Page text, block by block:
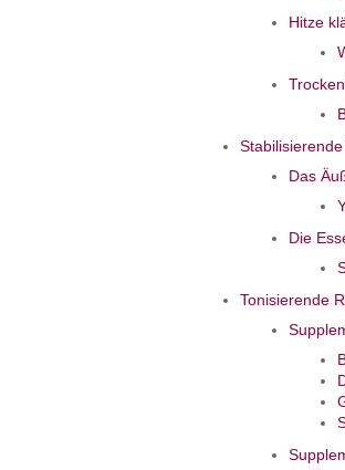
Hitze
Das
Die
Tonisierende